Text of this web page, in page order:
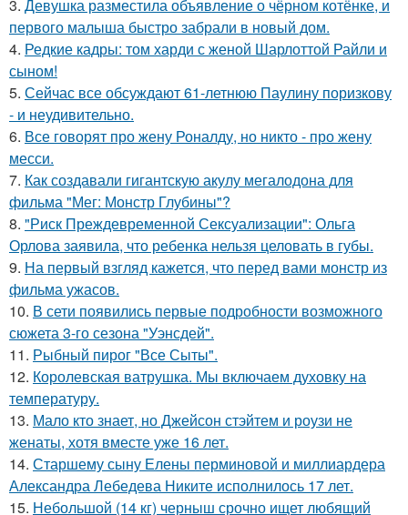
3. Девушка разместила объявление о чёрном котёнке, и
первого малыша быстро забрали в новый дом.
4. Редкие кадры: том харди с женой Шарлоттой Райли и
сыном!
5. Сейчас все обсуждают 61-летнюю Паулину поризкову
- и неудивительно.
6. Все говорят про жену Роналду, но никто - про жену
месси.
7. Как создавали гигантскую акулу мегалодона для
фильма "Мег: Монстр Глубины"?
8. "Риск Преждевременной Сексуализации": Ольга
Орлова заявила, что ребенка нельзя целовать в губы.
9. На первый взгляд кажется, что перед вами монстр из
фильма ужасов.
10. В сети появились первые подробности возможного
сюжета 3-го сезона "Уэнсдей".
11. Рыбный пирог "Все Сыты".
12. Королевская ватрушка. Мы включаем духовку на
температуру.
13. Мало кто знает, но Джейсон стэйтем и роузи не
женаты, хотя вместе уже 16 лет.
14. Старшему сыну Елены перминовой и миллиардера
Александра Лебедева Никите исполнилось 17 лет.
15. Небольшой (14 кг) черныш срочно ищет любящий